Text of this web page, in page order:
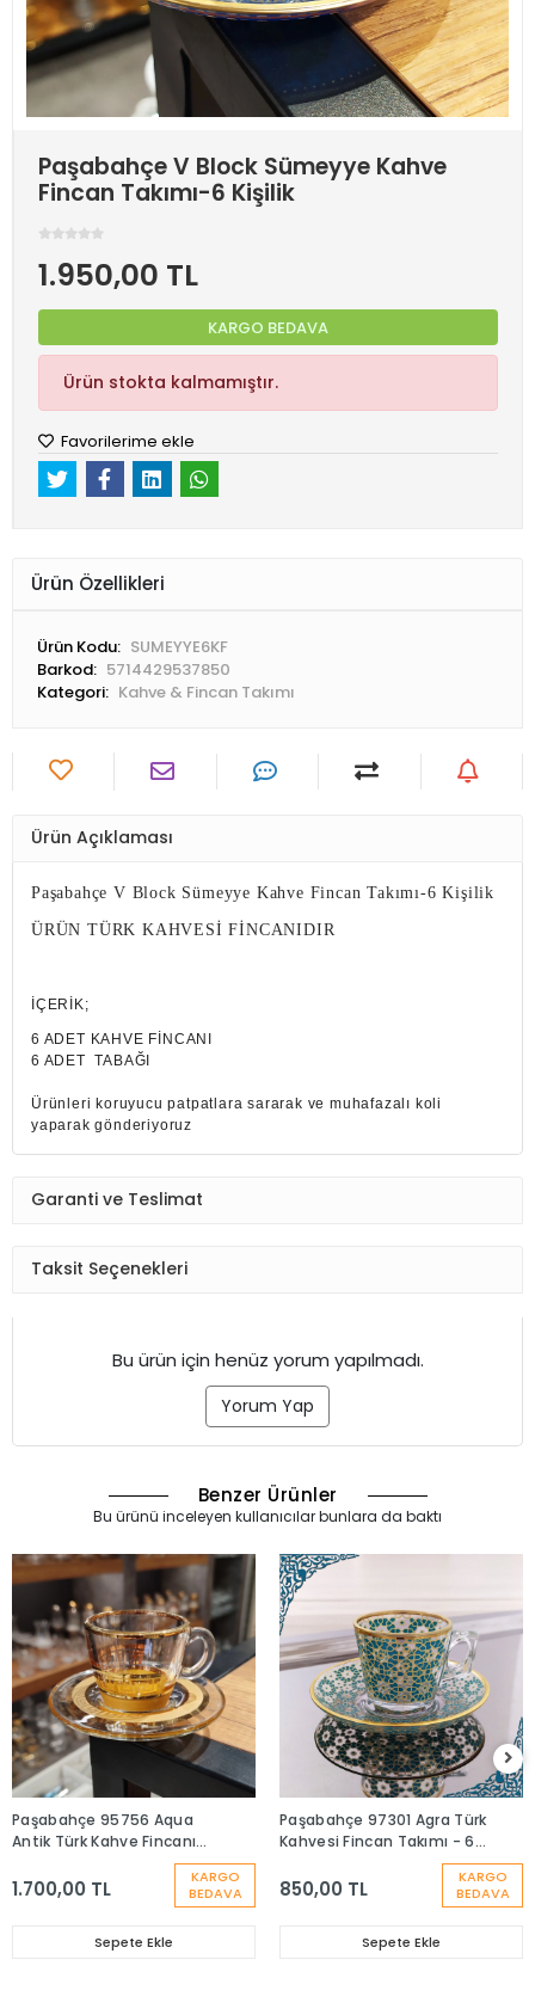
Paşabahçe V Block Sümeyye Kahve
Fincan Takımı-6 Kişilik
1.950,00 TL
KARGO BEDAVA
Ürün stokta kalmamıştır.
Favorilerime ekle
Ürün Özellikleri
Ürün Kodu: SUMEYYE6KF
Barkod: 5714429537850
Kategori: Kahve & Fincan Takımı
Ürün Açıklaması
Paşabahçe V Block Sümeyye Kahve Fincan Takımı-6 Kişilik
ÜRÜN TÜRK KAHVESİ FİNCANIDIR
İÇERİK;
6 ADET KAHVE FİNCANI
6 ADET TABAĞI
Ürünleri koruyucu patpatlara sararak ve muhafazalı koli
yaparak gönderiyoruz
Garanti ve Teslimat
Taksit Seçenekleri
Bu ürün için henüz yorum yapılmadı.
Yorum Yap
Benzer Ürünler
Bu ürünü inceleyen kullanıcılar bunlara da baktı
KARGO
BEDAVA
Paşabahçe 95756 Aqua
Antik Türk Kahve Fincanı
1.700,00 TL
Sepete Ekle
KARGO
BEDAVA
Paşabahçe 97301 Agra Türk
Kahvesi Fincan Takımı - 6
850,00 TL
Sepete Ekle